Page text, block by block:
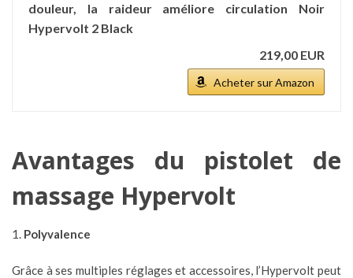
douleur, la raideur améliore circulation Noir
Hypervolt 2 Black
219,00 EUR
Acheter sur Amazon
Avantages du pistolet de
massage Hypervolt
1. Polyvalence
Grâce à ses multiples réglages et accessoires, l’Hypervolt peut